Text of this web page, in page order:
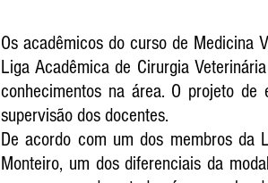
Os acadêmicos do curso de Medicina
Liga Acadêmica de Cirurgia
conhecimentos na área. O projeto
supervisão dos docentes.
De acordo com um dos membros da
Monteiro, um dos diferenciais da